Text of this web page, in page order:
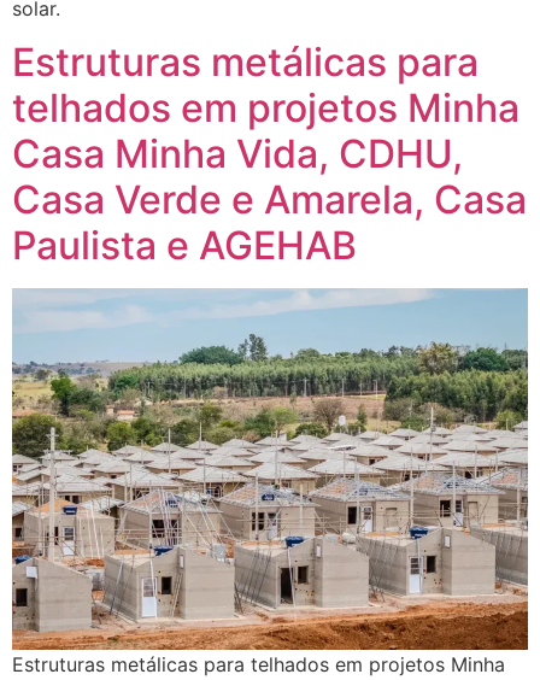
solar.
Estruturas metálicas para
telhados em projetos Minha
Casa Minha Vida, CDHU,
Casa Verde e Amarela, Casa
Paulista e AGEHAB
Estruturas metálicas para telhados em projetos Minha